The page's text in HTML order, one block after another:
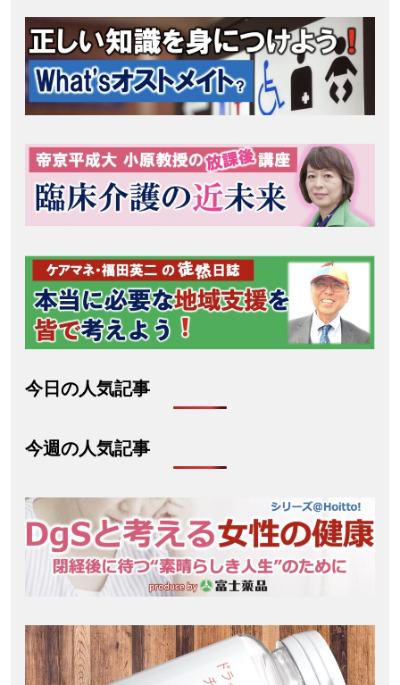
今日の人気記事
今週の人気記事